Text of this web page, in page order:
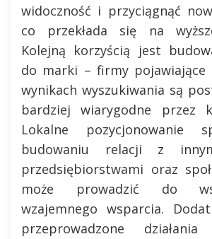
widoczność i przyciągnąć
co przekłada się na
Kolejną korzyścią jest
do marki – firmy pojawiające
wynikach wyszukiwania są
bardziej wiarygodne przez
Lokalne pozycjonowanie
budowaniu relacji z
przedsiębiorstwami oraz
może prowadzić do
wzajemnego wsparcia.
przeprowadzone